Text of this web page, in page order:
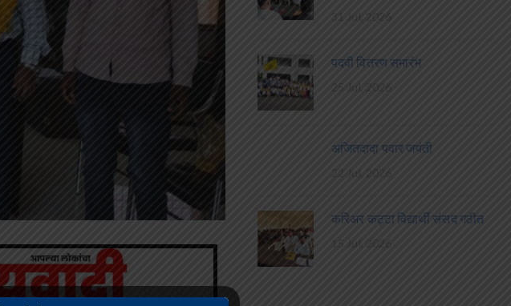
31 Jul, 2026
पदवी वितरण समारंभ
25 Jul, 2026
अजितदादा पवार जयंती
22 Jul, 2026
करिअर कट्टा विद्यार्थी संसद गठीत
15 Jul, 2026